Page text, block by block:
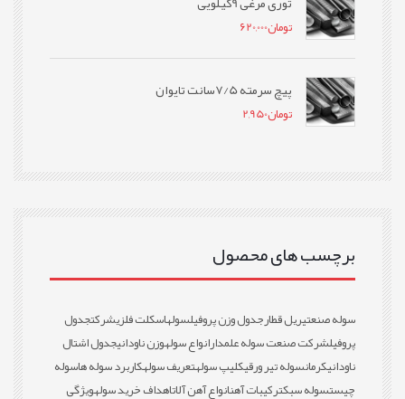
تومان620,000
پیچ سرمته 7/5سانت تایوان
تومان2,950
برچسب های محصول
سوله صنعتیریل قطارجدول وزن پروفیلسولهاسکلت فلزیشرکتجدول
پروفیلشرکت صنعت سوله علمدارانواع سولهوزن ناودانیجدول اشتال
ناودانیکرمانسوله تیر ورقیکلیپ سولهتعریف سولهکاربرد سوله هاسوله
چیستسوله سبکترکیبات آهنانواع آهن آلاتاهداف خرید سولهویژگی